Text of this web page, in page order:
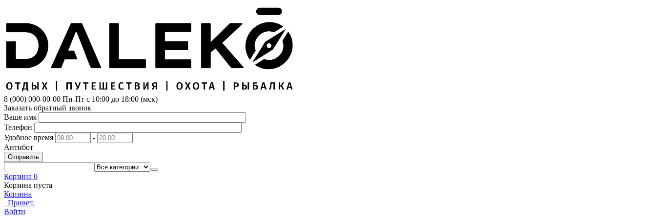
8 (000) 000-00-00 Пн-Пт с 10:00 до 18:00 (мск)
Заказать обратный звонок
Ваше имя
Телефон
Удобное время
-
Антибот
Отправить
Корзина 0
Корзина пуста
Корзина
Привет.
Войти